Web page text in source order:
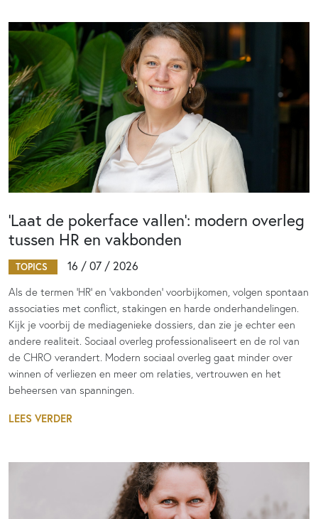
‘Laat de pokerface vallen’: modern overleg
tussen HR en vakbonden
TOPICS 16 / 07 / 2026
Als de termen 'HR' en 'vakbonden' voorbijkomen, volgen spontaan
associaties met conflict, stakingen en harde onderhandelingen.
Kijk je voorbij de mediagenieke dossiers, dan zie je echter een
andere realiteit. Sociaal overleg professionaliseert en de rol van
de CHRO verandert. Modern sociaal overleg gaat minder over
winnen of verliezen en meer om relaties, vertrouwen en het
beheersen van spanningen.
LEES VERDER